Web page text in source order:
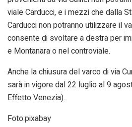
viale Carducci, e i mezzi che dalla
Carducci non potranno utilizzare il
consente di svoltare a destra per
e Montanara o nel controviale.
Anche la chiusura del varco di via
sarà in vigore dal 22 luglio al 9
Effetto Venezia).
Foto:pixabay